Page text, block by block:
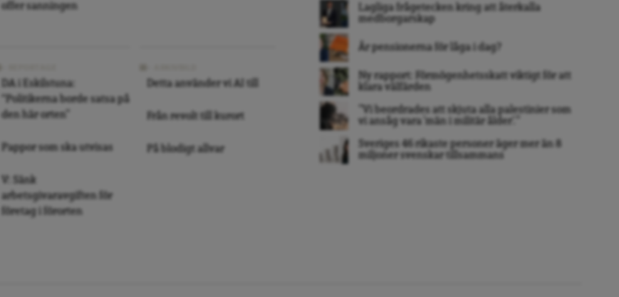
offer sanningen
DA i Eskilstuna:
“Politikerna borde satsa på
den här orten”
Pappor som ska utvisas
V: Sänk
arbetsgivaravgiften för
företag i förorten
Detta använder vi AI till
Från revolt till kurort
På blodigt allvar
Lagliga frågetecken kring att återkalla
medborgarskap
Är pensionerna för låga i dag?
Ny rapport: Förmögenhetsskatt viktigt för att
klara välfärden
”Vi beordrades att skjuta alla palestinier som
vi ansåg vara ’män i militär ålder’. ”
Sveriges 46 rikaste personer äger mer än 8
miljoner svenskar tillsammans